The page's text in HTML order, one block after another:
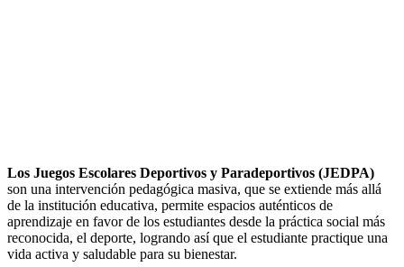
Los Juegos Escolares Deportivos y Paradeportivos (JEDPA)
son una intervención pedagógica masiva, que se extiende más allá
de la institución educativa, permite espacios auténticos de
aprendizaje en favor de los estudiantes desde la práctica social más
reconocida, el deporte, logrando así que el estudiante practique una
vida activa y saludable para su bienestar.